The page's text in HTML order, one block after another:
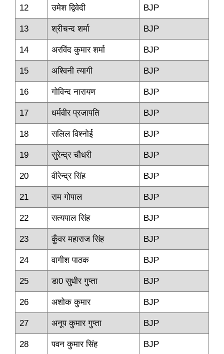
12 उमेश द्विवेदी BJP
13 श्रीचन्‍द शर्मा BJP
14 अरविंद कुमार शर्मा BJP
15 अश्‍विनी त्‍यागी BJP
16 गोविन्‍द नारायण BJP
17 धर्मवीर प्रजापति BJP
18 सलिल विश्‍नोई BJP
19 सुरेन्‍द्र चौधरी BJP
20 वीरेन्‍द्र सिंह BJP
21 राम गोपाल BJP
22 सत्‍यपाल सिंह BJP
23 कुँवर महाराज सिंह BJP
24 वागीश पाठक BJP
25 डा0 सुधीर गुप्‍ता BJP
26 अशोक कुमार BJP
27 अनूप कुमार गुप्‍ता BJP
28 पवन कुमार सिंह BJP